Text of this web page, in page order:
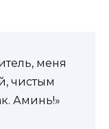
меня
чистым
Аминь!»